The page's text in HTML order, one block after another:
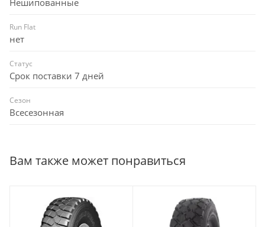
Нешипованные
Run Flat
нет
Статус
Срок поставки 7 дней
Сезон
Всесезонная
Вам также может понравиться